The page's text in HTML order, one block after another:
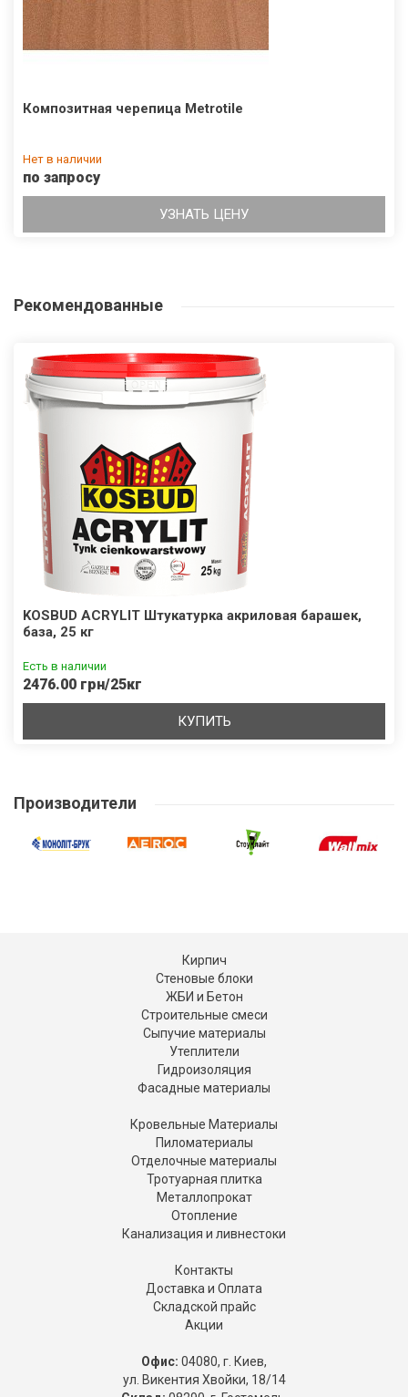
Композитная черепица Metrotile
Нет в наличии
по запросу
УЗНАТЬ ЦЕНУ
Рекомендованные
KOSBUD ACRYLIT Штукатурка акриловая барашек,
база, 25 кг
Есть в наличии
2476.00 грн/25кг
КУПИТЬ
Производители
Кирпич
Стеновые блоки
ЖБИ и Бетон
Строительные смеси
Сыпучие материалы
Утеплители
Гидроизоляция
Фасадные материалы
Кровельные Материалы
Пиломатериалы
Отделочные материалы
Тротуарная плитка
Металлопрокат
Отопление
Канализация и ливнестоки
Контакты
Доставка и Оплата
Складской прайс
Акции
Офис: 04080, г. Киев,
ул. Викентия Хвойки, 18/14